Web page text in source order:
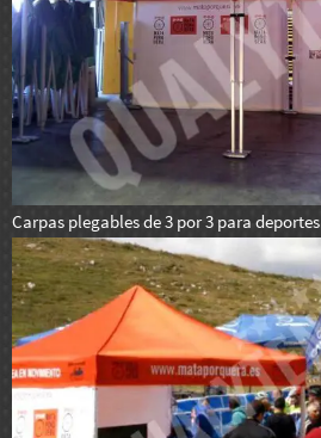
Carpas plegables de 3 por 3 para deportes